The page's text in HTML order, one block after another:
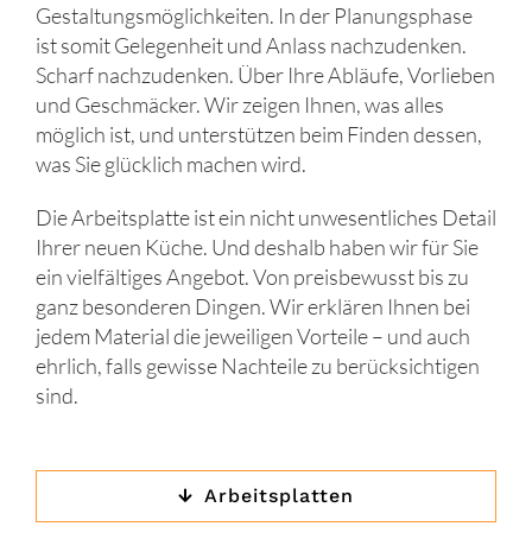
Gestaltungsmöglichkeiten. In der Planungsphase
ist somit Gelegenheit und Anlass nachzudenken.
Scharf nachzudenken. Über Ihre Abläufe, Vorlieben
und Geschmäcker. Wir zeigen Ihnen, was alles
möglich ist, und unterstützen beim Finden dessen,
was Sie glücklich machen wird.
Die Arbeitsplatte ist ein nicht unwesentliches Detail
Ihrer neuen Küche. Und deshalb haben wir für Sie
ein vielfältiges Angebot. Von preisbewusst bis zu
ganz besonderen Dingen. Wir erklären Ihnen bei
jedem Material die jeweiligen Vorteile – und auch
ehrlich, falls gewisse Nachteile zu berücksichtigen
sind.
Arbeitsplatten